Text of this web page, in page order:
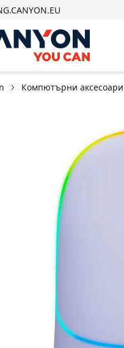
Компютърни аксесоари